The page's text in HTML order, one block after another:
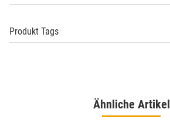
Produkt Tags
Ähnliche Artikel